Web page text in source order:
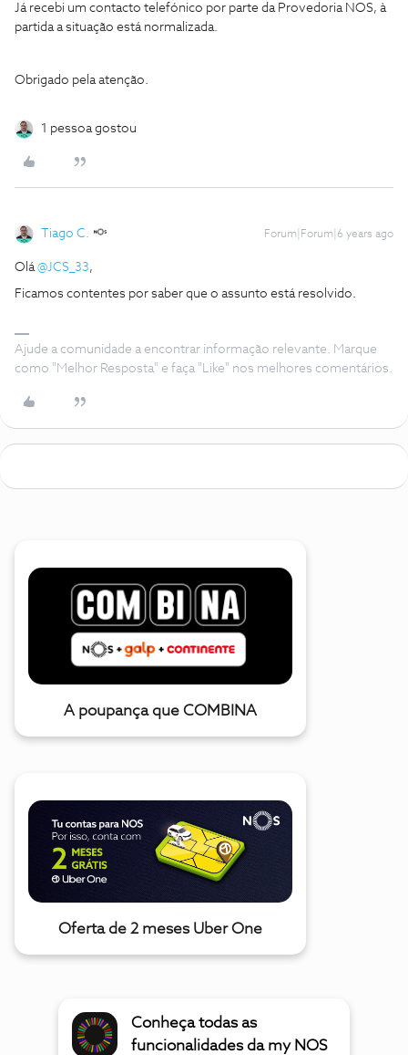
Já recebi um contacto telefónico por parte da Provedoria NOS, à
partida a situação está normalizada.
Obrigado pela atenção.
1 pessoa gostou
Tiago C. Forum|Forum|6 years ago
Olá @JCS_33,
Ficamos contentes por saber que o assunto está resolvido.
Ajude a comunidade a encontrar informação relevante. Marque
como "Melhor Resposta" e faça "Like" nos melhores comentários.
A poupança que COMBINA
Oferta de 2 meses Uber One
Conheça todas as
funcionalidades da my NOS